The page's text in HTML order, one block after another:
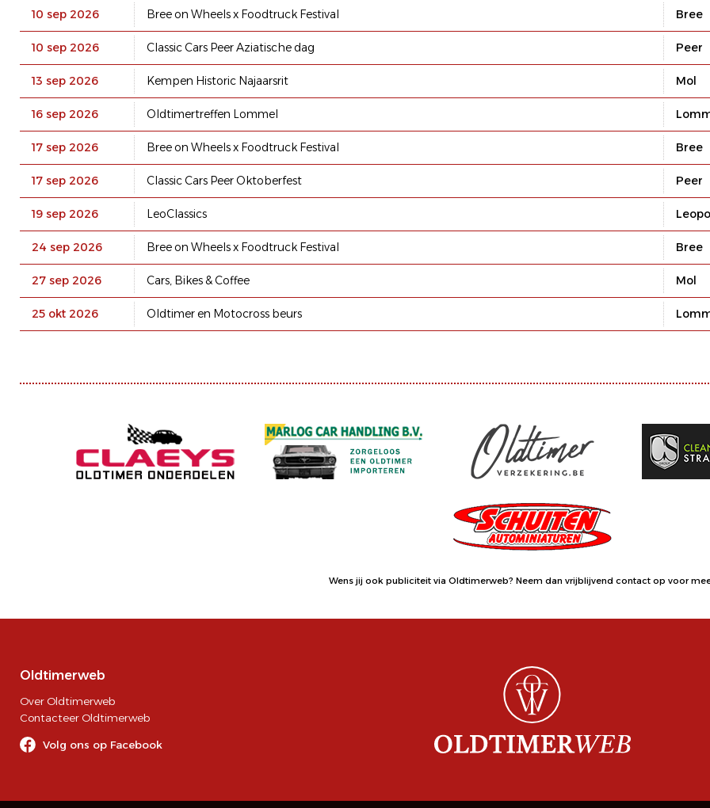
10 sep 2026 Bree on Wheels x Foodtruck Festival Bree
10 sep 2026 Classic Cars Peer Aziatische dag Peer
13 sep 2026 Kempen Historic Najaarsrit Mol
16 sep 2026 Oldtimertreffen Lommel
17 sep 2026 Bree on Wheels x Foodtruck Festival Bree
17 sep 2026 Classic Cars Peer Oktoberfest Peer
19 sep 2026 LeoClassics
24 sep 2026 Bree on Wheels x Foodtruck Festival Bree
27 sep 2026 Cars, Bikes & Coffee Mol
25 okt 2026 Oldtimer en Motocross beurs
Wens jij ook publiciteit via Oldtimerweb? Neem dan vrijblijvend contact op voor
Oldtimerweb
Over Oldtimerweb
Contacteer Oldtimerweb
Volg ons op Facebook